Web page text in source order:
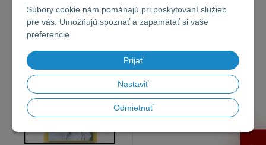
Súbory cookie nám pomáhajú pri poskytovaní služieb
pre vás. Umožňujú spoznať a zapamätať si vaše
preferencie.
Prijať
Nastaviť
Odmietnuť